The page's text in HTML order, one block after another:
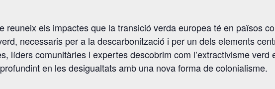
els impactes que la transició verda europea té en països
necessaris per a la descarbonització i per un dels elements
líders comunitàries i expertes descobrim com l’extractivisme verd
en les desigualtats amb una nova forma de colonialisme.